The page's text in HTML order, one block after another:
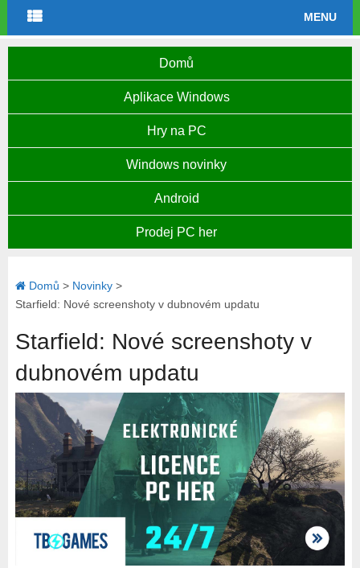
MENU
Domů
Aplikace Windows
Hry na PC
Windows novinky
Android
Prodej PC her
Domů > Novinky>
Starfield: Nové screenshoty v dubnovém updatu
Starfield: Nové screenshoty v
dubnovém updatu